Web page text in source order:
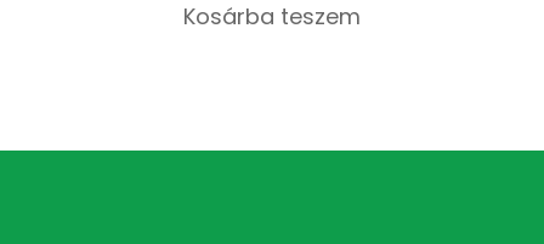
Kosárba teszem